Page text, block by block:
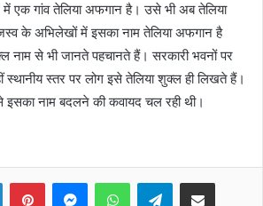
में एक गांव तेलिया अफगान है। उसे भी अब तेलिया
के अभिलेखों में इसका नाम तेलिया अफगान है
नाम से भी जानते पहचानते हैं। सरकारी भवनों पर
स्थानीय स्तर पर लोग इसे तेलिया शुक्ल ही लिखते हैं।
से इसका नाम बदलने की कवायद चल रही थी।
LinkedInPinterestMessengerWhatsAppTelegramShare via Email